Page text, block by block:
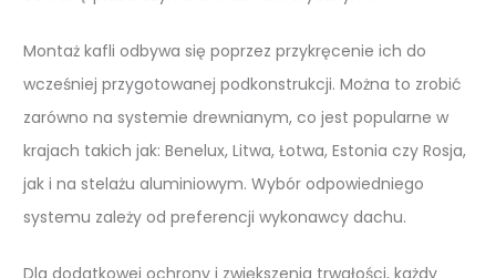
Montaż kafli odbywa się poprzez przykręcenie ich do
wcześniej przygotowanej podkonstrukcji. Można to zrobić
zarówno na systemie drewnianym, co jest popularne w
krajach takich jak: Benelux, Litwa, Łotwa, Estonia czy Rosja,
jak i na stelażu aluminiowym. Wybór odpowiedniego
systemu zależy od preferencji wykonawcy dachu.
Dla dodatkowej ochrony i zwiększenia trwałości, każdy